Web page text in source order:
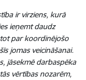
ir virziens, kurā
ieņemt daudz
par koordinējošo
jomas veicināšanai.
jāsekmē darbaspēka
vērtības nozarēm,